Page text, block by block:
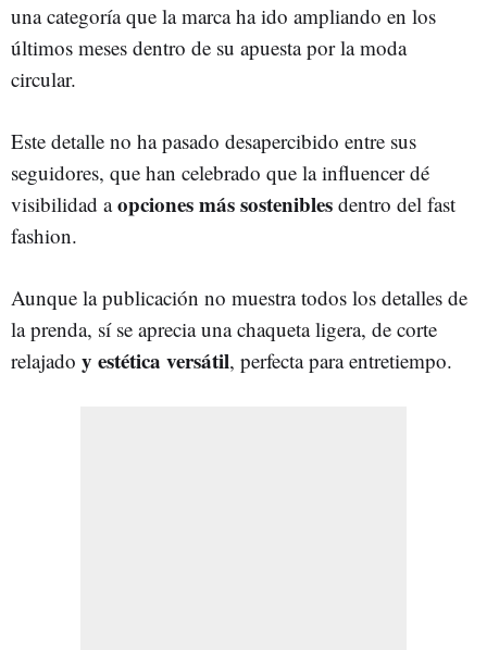
una categoría que la marca ha ido ampliando en los
últimos meses dentro de su apuesta por la moda
circular.
Este detalle no ha pasado desapercibido entre sus
seguidores, que han celebrado que la influencer dé
visibilidad aopciones más sostenibles dentro del fast
fashion.
Aunque la publicación no muestra todos los detalles de
la prenda, sí se aprecia una chaqueta ligera, de corte
relajado y estética versátil, perfecta para entretiempo.